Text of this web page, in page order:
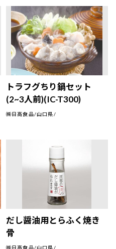
トラフグちり鍋セット
(2~3人前)(IC-T300)
㈱日高食品/山口県/
だし醤油用とらふく焼き
骨
㈱日高食品/山口県/